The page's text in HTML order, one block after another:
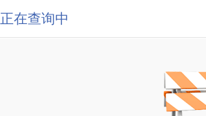
正在查询中